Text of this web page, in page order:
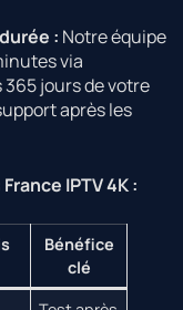
: Notre équipe
via
jours de votre
après les
IPTV 4K :
Bénéfice
clé